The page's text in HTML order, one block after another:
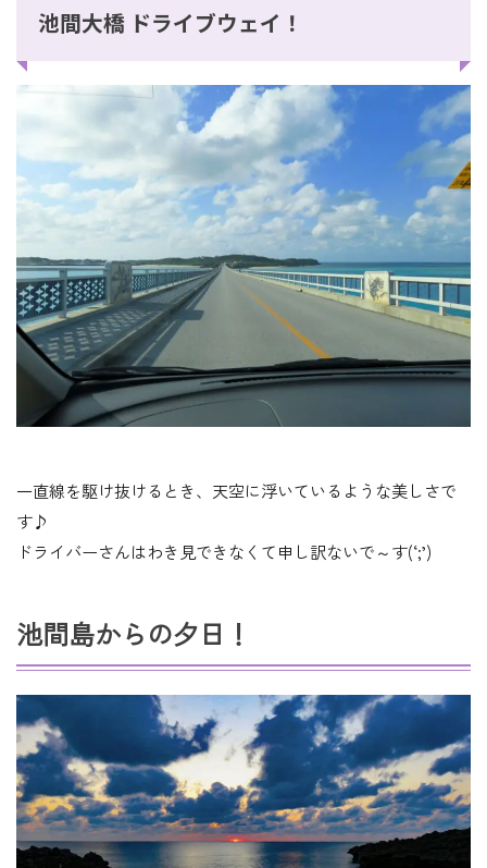
池間大橋 ドライブウェイ！
一直線を駆け抜けるとき、天空に浮いているような美しさで
す♪
ドライバーさんはわき見できなくて申し訳ないで～す(‘;’)
池間島からの夕日！